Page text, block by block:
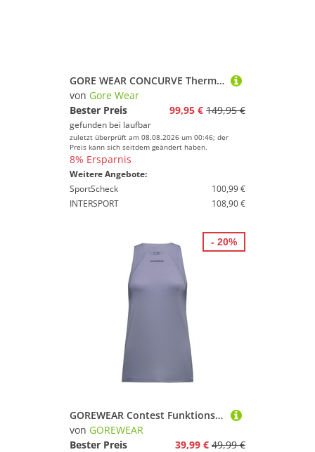
GORE WEAR CONCURVE Thermo Hybrid Jacket Damen purple indigo XS/36
von Gore Wear
Bester Preis
99,95 € 149,95 €
gefunden bei laufbar
zuletzt überprüft am 08.08.2026 um 00:46; der
Preis kann sich seitdem geändert haben.
8% Ersparnis
Weitere Angebote:
SportScheck
100,99 €
INTERSPORT
108,90 €
GOREWEAR Contest Funktionstank Damen
von GOREWEAR
Bester Preis
39,99 € 49,99 €
- 20%